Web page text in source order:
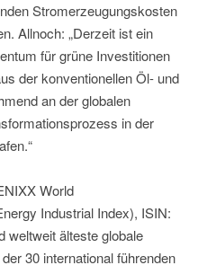
Stromerzeugungskosten
Allnoch: „Derzeit ist ein
für grüne Investitionen
der konventionellen Öl- und
an der globalen
in der
World
Industrial Index), ISIN:
weltweit älteste globale
30 international führenden